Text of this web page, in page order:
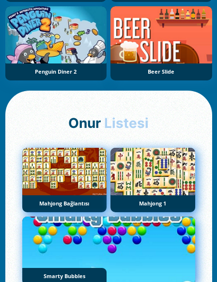
Penguin Diner 2 Beer Slide
Onur Listesi
Mahjong Bağlantısı Mahjong 1
Smarty Bubbles